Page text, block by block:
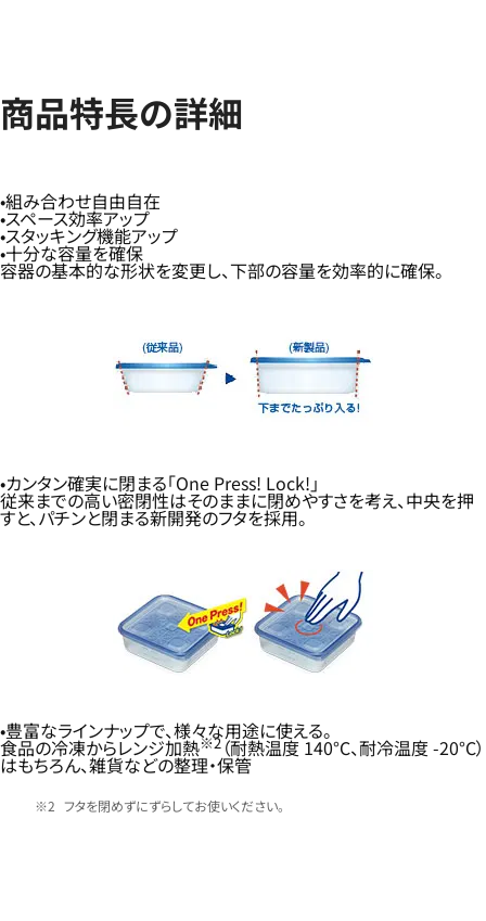
商品特長の詳細
組み合わせ自由自在
スペース効率アップ
スタッキング機能アップ
十分な容量を確保
容器の基本的な形状を変更し、下部の容量を効率的に確保。
カンタン確実に閉まる「One Press! Lock!」
従来までの高い密閉性はそのままに閉めやすさを考え、中央を押
すと、パチンと閉まる新開発のフタを採用。
豊富なラインナップで、様々な用途に使える。
食品の冷凍からレンジ加熱※2（耐熱温度 140°C、耐冷温度 -20°C）
はもちろん、雑貨などの整理・保管
フタを閉めずにずらしてお使いください。